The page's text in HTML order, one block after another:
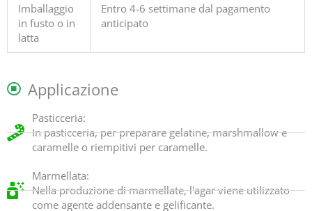
Imballaggio
in fusto o in
latta
Entro 4-6 settimane dal pagamento
anticipato
Applicazione
Pasticceria:
In pasticceria, per preparare gelatine, marshmallow e
caramelle o riempitivi per caramelle.
Marmellata:
Nella produzione di marmellate, l'agar viene utilizzato
come agente addensante e gelificante.